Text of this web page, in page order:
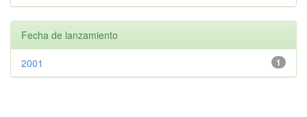
Fecha de lanzamiento
1
2001